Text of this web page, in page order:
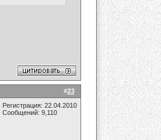
#23
Регистрация: 22.04.2010
Сообщений: 9,110